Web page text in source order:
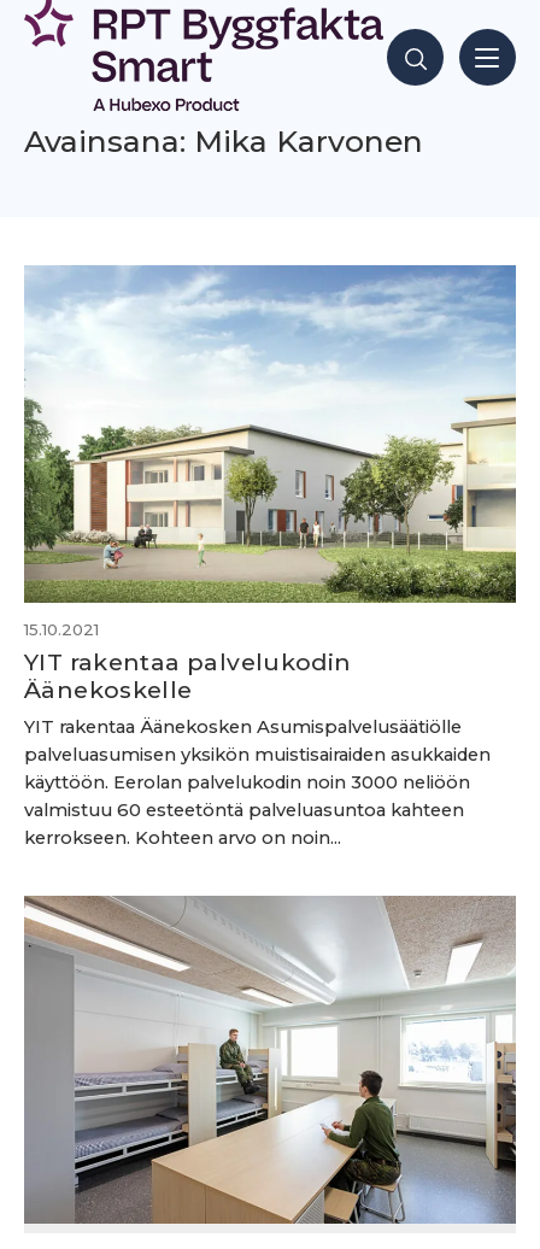
Siirry
sisältöön
Hae sisältöjä
Avainsana: Mika Karvonen
15.10.2021
YIT rakentaa palvelukodin
Äänekoskelle
YIT rakentaa Äänekosken Asumispalvelusäätiölle
palveluasumisen yksikön muistisairaiden asukkaiden
käyttöön. Eerolan palvelukodin noin 3000 neliöön
valmistuu 60 esteetöntä palveluasuntoa kahteen
kerrokseen. Kohteen arvo on noin...